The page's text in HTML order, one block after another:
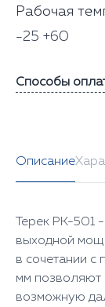
Рабочая
-25 +60
Способы
Описание
Терек РК-501
выходной
в сочетании
мм позволяют
возможную